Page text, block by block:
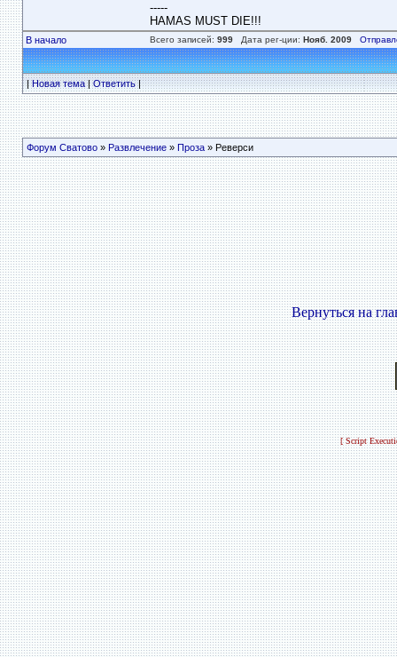
-----
HAMAS MUST DIE!!!
В начало Всего записей: 999Дата рег-ции: Нояб. 2009
|Новая тема|Ответить|
Форум Сватово» Развлечение» Проза» Реверси
Вернуться на
[ Script